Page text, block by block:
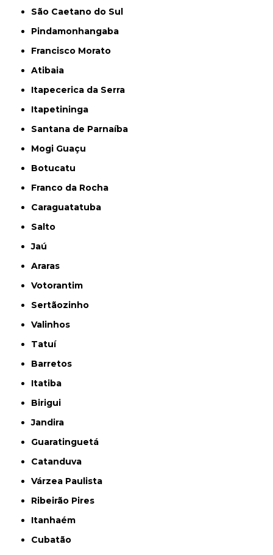
São Caetano do Sul
Pindamonhangaba
Francisco Morato
Atibaia
Itapecerica da Serra
Itapetininga
Santana de Parnaíba
Mogi Guaçu
Botucatu
Franco da Rocha
Caraguatatuba
Salto
Jaú
Araras
Votorantim
Sertãozinho
Valinhos
Tatuí
Barretos
Itatiba
Birigui
Jandira
Guaratinguetá
Catanduva
Várzea Paulista
Ribeirão Pires
Itanhaém
Cubatão